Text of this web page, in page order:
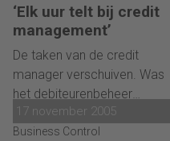
van het Credit Management
Instituut, en directeur van
Jacobs. Deze maand: Wat
kan goed incasseren voor
uw organisatie opleveren?
‘Elk uur telt bij credit
management’
De taken van de credit
manager verschuiven. Was
het debiteurenbeheer
voorheen de eerste en
wellicht enige prioriteit, nu
17 november 2005
Business Control